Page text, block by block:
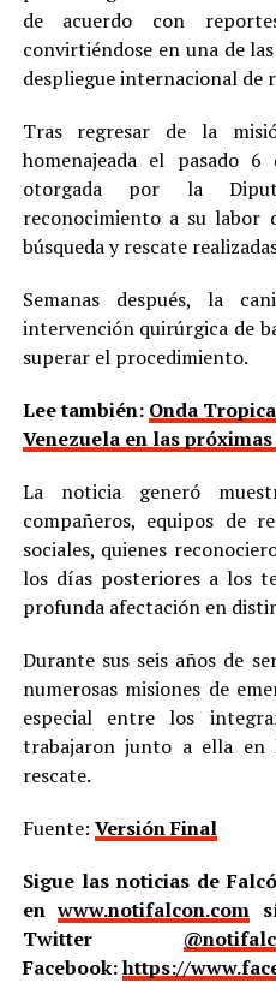
de acuerdo con
convirtiéndose en una de
despliegue internacional de
Tras regresar de la
homenajeada el pasado
otorgada por la
reconocimiento a su labor
búsqueda y rescate
Semanas después, la
intervención quirúrgica de
superar el procedimiento.
Lee también: Onda
Venezuela en las
La noticia generó
compañeros, equipos de
sociales, quienes
los días posteriores a los
profunda afectación en
Durante sus seis años de
numerosas misiones de
especial entre los
trabajaron junto a ella en
rescate.
Fuente: Versión Final
Sigue las noticias de
enwww.notifalcon.com
Twitter
Facebook:https://